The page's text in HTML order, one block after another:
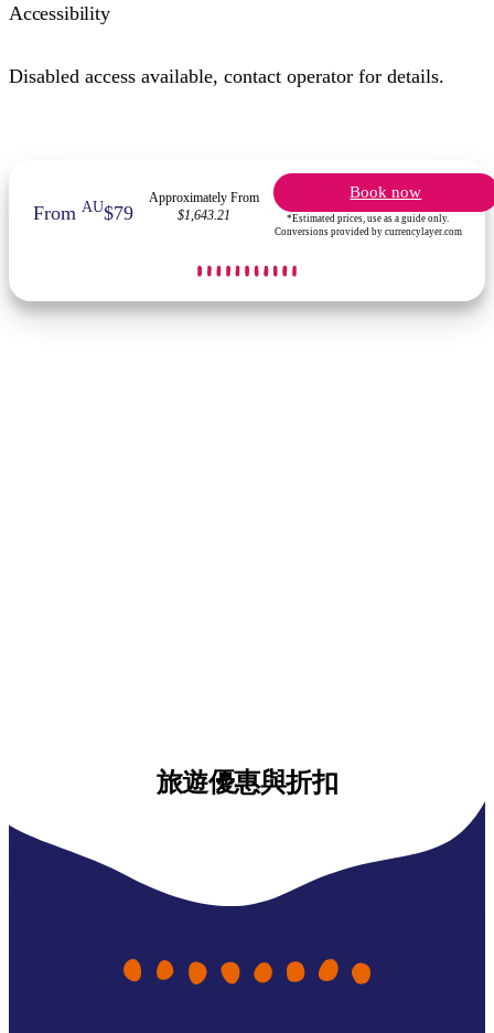
Accessibility
Disabled access available, contact operator for details.
From AU$79
Approximately From
$1,643.21
Book now
*Estimated prices, use as a guide only.
Conversions provided by currencylayer.com
旅遊優惠與折扣